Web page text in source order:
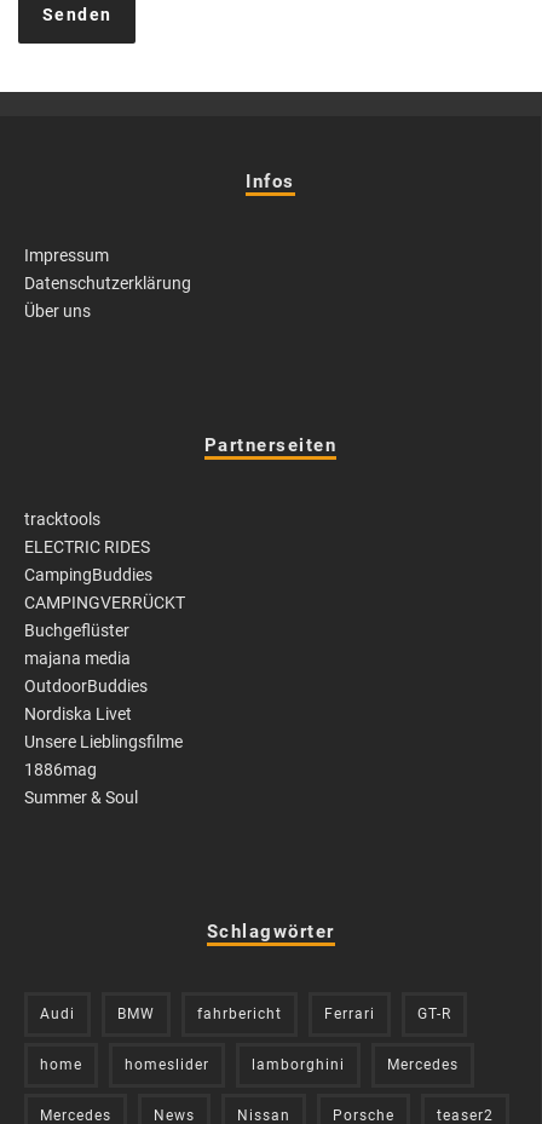
Infos
Impressum
Datenschutzerklärung
Über uns
Partnerseiten
tracktools
ELECTRIC RIDES
CampingBuddies
CAMPINGVERRÜCKT
Buchgeflüster
majana media
OutdoorBuddies
Nordiska Livet
Unsere Lieblingsfilme
1886mag
Summer & Soul
Schlagwörter
Audi BMW fahrbericht Ferrari GT-R
home homeslider lamborghini Mercedes
Mercedes News Nissan Porsche teaser2